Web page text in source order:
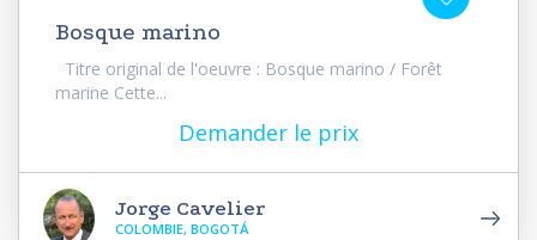
Bosque marino
Titre original de l'oeuvre : Bosque marino / Forêt
marine Cette...
Demander le prix
Jorge Cavelier
COLOMBIE, BOGOTÁ